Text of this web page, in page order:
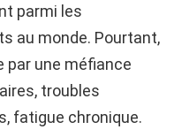
parmi les
au monde. Pourtant,
par une méfiance
troubles
fatigue chronique.